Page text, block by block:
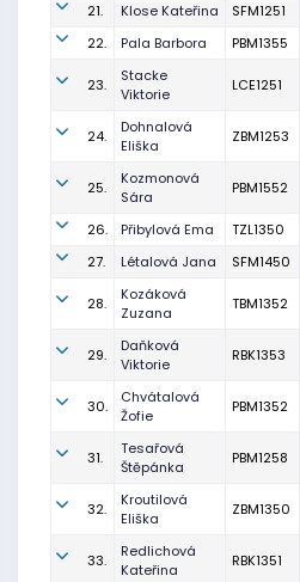
21. Klose Kateřina SFM1251
22.
Pala Barbora PBM1355
23.
Stacke
Viktorie
LCE1251
24.
Dohnalová
Eliška
ZBM1253
25.
Kozmonová
Sára
PBM1552
26. Přibylová Ema TZL1350
27.
Létalová Jana SFM1450
28.
Kozáková
Zuzana
TBM1352
29.
Daňková
Viktorie
RBK1353
30.
Chvátalová
Žofie
PBM1352
31.
Tesařová
Štěpánka
PBM1258
32.
Kroutilová
Eliška
ZBM1350
33.
Redlichová
Kateřina
RBK1351